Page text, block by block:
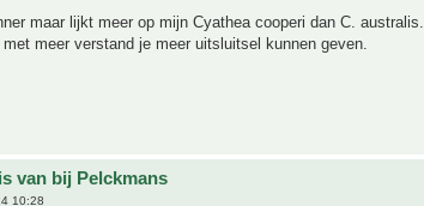
maar lijkt meer op mijn Cyathea cooperi dan C. australis.
meer verstand je meer uitsluitsel kunnen geven.
van bij Pelckmans
10:28